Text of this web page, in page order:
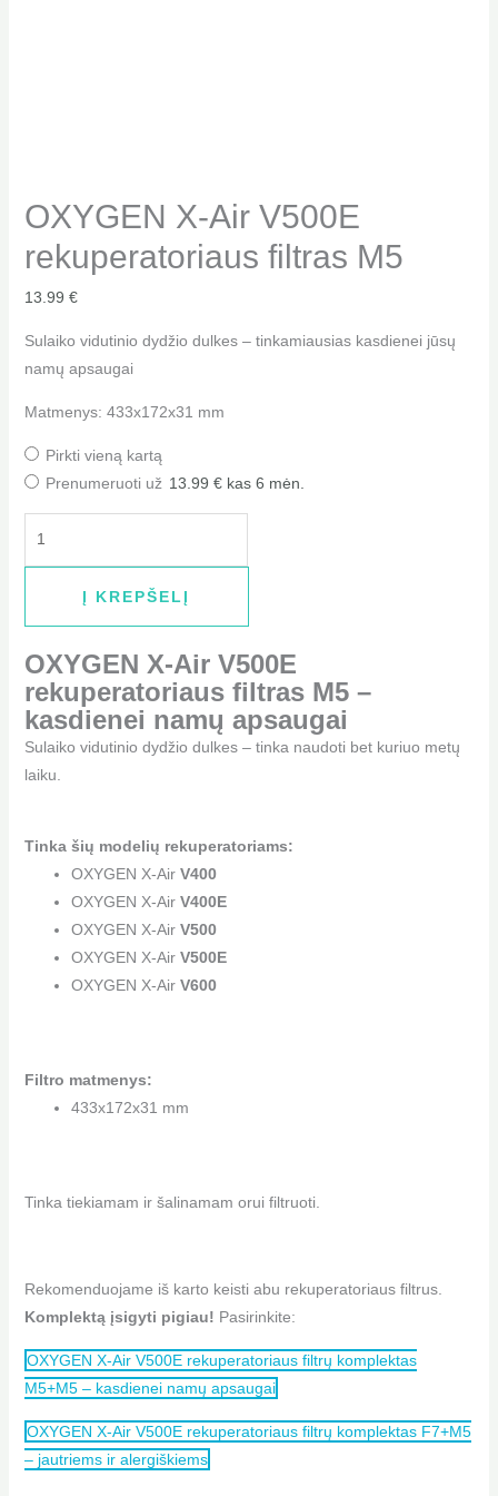
OXYGEN X-Air V500E
rekuperatoriaus filtras M5
13.99 €
Sulaiko vidutinio dydžio dulkes – tinkamiausias kasdienei jūsų
namų apsaugai
Matmenys: 433x172x31 mm
Pirkti vieną kartą
Prenumeruoti už 13.99€ kas 6 mėn.
Į KREPŠELĮ
OXYGEN X-Air V500E
rekuperatoriaus filtras M5 –
kasdienei namų apsaugai
Sulaiko vidutinio dydžio dulkes – tinka naudoti bet kuriuo metų
laiku.
Tinka šių modelių rekuperatoriams:
OXYGEN X-Air V400
OXYGEN X-Air V400E
OXYGEN X-Air V500
OXYGEN X-Air V500E
OXYGEN X-Air V600
Filtro matmenys:
433x172x31 mm
Tinka tiekiamam ir šalinamam orui filtruoti.
Rekomenduojame iš karto keisti abu rekuperatoriaus filtrus.
Komplektą įsigyti pigiau! Pasirinkite:
OXYGEN X-Air V500E rekuperatoriaus filtrų komplektas
M5+M5 – kasdienei namų apsaugai
OXYGEN X-Air V500E rekuperatoriaus filtrų komplektas F7+M5
– jautriems ir alergiškiems